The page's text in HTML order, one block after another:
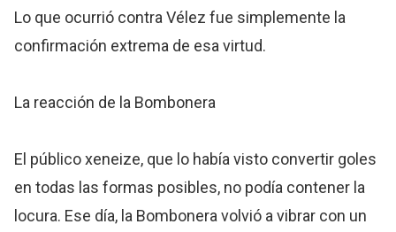
Lo que ocurrió contra Vélez fue simplemente la
confirmación extrema de esa virtud.
La reacción de la Bombonera
El público xeneize, que lo había visto convertir goles
en todas las formas posibles, no podía contener la
locura. Ese día, la Bombonera volvió a vibrar con un